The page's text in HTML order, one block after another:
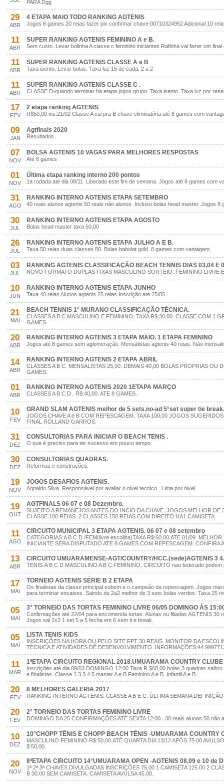
PARA Dgg
29
ABR
4 ETAPA MAIO TODO RANKING AGTENIS
Jogos 8 games 20 reias fazer pix confirmar chave 00710324952 Adicional 10
11
ABR
SUPER RANKING AGTENIS FEMININO A e B.
Sem custo. Levar bolinha A classe c feminino iniciantes Rafinha vai fazer um
11
ABR
SUPER RANKING AGTENIS CLASSE A e B
Taxa isento. Levar bolas. Taxa luz 15 de cada. 2 a 2
11
ABR
SUPER RANKING AGTENIS CLASSE C .
CLASSE D-quando terminar há etapa jogos grupo. Taxa isento. Taxa luz por
17
FEV
2 etapa ranking AGTENIS
R$50,00 ins.21/02 Classe A cai pra B chave eliminatória até 8 games com
09
JAN
Agtfinals 2020
Resultados
07
NOV
BOLSA AGTENIS 10 VAGAS PARA MELHORES RESPOSTAS
Até 8 games
01
NOV
Última etapa ranking interno 200 pontos
1a rodada até dia 08/11. Liberado este fim de semana. Jogos até 8 games com
31
AGO
RANKING INTERNO AGTENIS ETAPA SETEMBRO
40 reais alunos agtenis 50 reais não alunos. Incluso bolas head master. Jogos 8
30
JUL
RANKING INTERNO AGTENIS ETAPA AGOSTO
Bolas head master taxa 50,00
26
JUL
RANKING INTERNO AGTENIS ETAPA JULHO A E B.
Taxa 50 reias duas classes 80. Bolas babolat gold. 8 games com.vantagem.
03
JUL
RANKING AGTENIS CLASSIFICAÇÃO BEACH TENNIS DIAS 03,04 E
NOVO FORMATO DUPLAS FIXAS MASCULINO SORTEIO. FEMININO LIVRE
10
JUN
RANKING INTERNO AGTENIS ETAPA JUNHO
Taxa 40 reias Alunos agtenis 25 reias Inscrição até 25/05.
21
MAI
BEACH TENNIS 1° MURANO CLASSIFICAÇÃO TÉCNICA.
CLASSES A B C MASCULINO E FEMININO. TAXA R$:30,00. CLASSE COM 1
GAMES.
20
ABR
RANKING INTERNO AGTENIS 3 ETAPA MAIO. 1 ETAPA FEMININO
Jogos até 8 games sem aglomeração. Mensalistas agtenis 40 reias. Não
14
ABR
RANKING INTERNO AGTENIS 2 ETAPA ABRIL
CLASSES A B C. MENSALISTAS 25,00. DEMAIS 40,00 BOLAS PROPRIAS OU
GAMES.
01
ABR
RANKING INTERNO AGTENIS 2020 1ETAPA MARÇO
CLASSES A B C D . R$:40,00. ATE 8 GAMES.
10
FEV
GRAND SLAM AGTENIS melhor de 5 sets.no-ad 5°set super tie break.
JOGOS CHAVE A e B COM REPESCAGEM. TAXA 100,00 JOGOS
FINAL ROLLAND GARROS.
31
DEZ
CONSULTORIAS PARA INICIAR O BEACH TENIS .
O que é preciso para ter sucesso em pouco tempo.
30
DEZ
CONSULTORIAS QUADRAS.
Reformas e construções.
19
NOV
JOGOS DESAFIOS AGTENIS.
Agnaldo Silva. Responsável por avaliar o nivel tecnico . Lista por nivel.
19
OUT
AGTFINALS 06 07 e 08 Dezembro.
SUJEITO A REMANEJOS ANTES DO INCIO DA CHAVE. JOGOS MELHOR DE
CLASSE 100 REIAS. 2 CLASSES 150 REIAS COM.DIREITO HA1 CAMISETA
11
AGO
CIRCUITO MUNICIPAL 3 ETAPA AGTENIS. 06 07 e 08 setembro
CATEGORIAS:A B C D /FEM(livre escollha)TAXA R$:60,00.ATE 01/09. MELHOR
INICIANTE SERA DISPUTADO ATE 8 GAMES COM REPESCAGEM. CONFIRA
13
ABR
CIRCUITO UMUARAMENSE-AGT/COUNTRY/HCC.(sede)AGTENIS 3
TENIS-A B C D MASCULINO A B C FEMININO. CIRCUITO nao federado
17
MAI
TORNEIO AGTENIS SÉRIE B 2 ETAPA
Os finalistas da classe principal sobem e o campeão da repescagem. Jogos
para terminar encaixes. Saindo de 2a2 melhor de 3 sets bolas verdes. Taxa 25
05
MAI
3° TORNEIO DAS TORTAS FEMININO LIVRE 06/05 DOMINGO ÀS
Confirmações até 22/04 para encomenda tortas. Alunas ou filiadas AGTENIS 30
Jogos sai 2x2 1 set 5 a 5 fecha em 6 sem ti e break.
05
MAI
LISTA TENIS KIDS
INSCRIÇÕES NA HORA OU PELO SITE FPT 30 REAIS. MONITOR DA
TÉCNICA E ATIVIDADES DÊ DESENVOLVIMENTO. INFORMAÇÕES:44
11
MAR
1ªETAPA CIRCUITO REGIONAL 2018.UMUARAMA COUNTRY
Inscrições até dia 09/03 DOMINGO 12:00 Taxa R $60,00 bolas 3 quadras
e finalistas. Classe 1 3 3 4 5 master A e B Feminino A e B. Infantil A e B.
20
FEV
8 MELHORES GALERIA 2017
RANKING INTERNO AGTENIS. CLASSE A B E C. ÚLTIMA SEMANA
20
FEV
2° TORNEIO DAS TORTAS FEMININO LIVRE
DOMINGO DA 25 CONFIRMAÇÕES ATÉ SEXTA 12:00 . 30 reais alunas 50 não
10
DEZ
10°CHOPP TÊNIS E CHOPP BEACH TÊNIS -UMUARAMA COUNTRY
MASCULINO FEMININO R$:50,00.ATÉ QUARTA DIA 13/12 APÓS 75.00
$:50,00.
20
NOV
8ªETAPA CIRCUITO 14°UMUARAMA OPEN -AGTENIS 08,09 e 10 de
1ª 2ª 3ª CHAVES DIVULGADAS INSCRIÇÕES 75.00 1 CAMISETA 125.00 2
B 30.00 SEM CAMISETA. CAMISETA AVULSA 45.00.